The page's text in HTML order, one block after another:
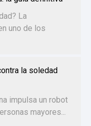
La
uno de los
la soledad
impulsa un robot
mayores...